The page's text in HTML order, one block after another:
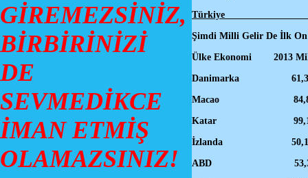
GİREMEZSİNİZ,
BİRBİRİNİZİ
DE
SEVMEDİKCE
İMAN ETMİŞ
OLAMAZSINIZ!
Türkiye
Şimdi Milli Gelir De İlk On
Ülke Ekonomi 2013 Milli
Macao
Katar
İzlanda
ABD